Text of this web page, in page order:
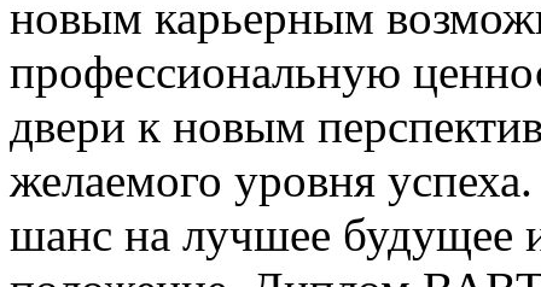
новым карьерным
профессиональную
двери к новым
желаемого уровня
шанс на лучшее будущее